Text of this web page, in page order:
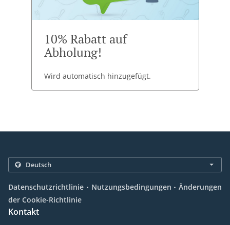
10% Rabatt auf
Abholung!
Wird automatisch hinzugefügt.
Datenschutzrichtlinie . Nutzungsbedingungen . Änderungen
der Cookie-Richtlinie
Kontakt